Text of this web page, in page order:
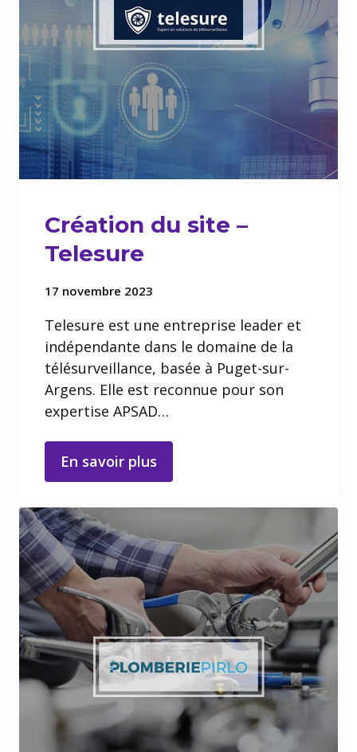
Création du site –
Telesure
17 novembre 2023
Telesure est une entreprise leader et
indépendante dans le domaine de la
télésurveillance, basée à Puget-sur-
Argens. Elle est reconnue pour son
expertise APSAD…
En savoir plus